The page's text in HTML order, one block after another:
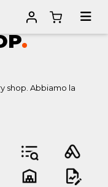
.
shop. Abbiamo la